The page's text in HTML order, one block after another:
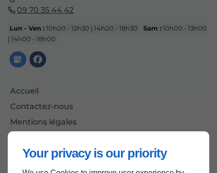
Your privacy is our priority
09 70 35 44 42
Lun - Ven :10h00 - 12h30 | 14h00 - 18h30 Sam :10h00 - 13h00
| 14h00 - 18h00
Accueil
Contactez-nous
Mentions légales